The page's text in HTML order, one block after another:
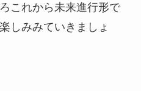
これから未来進行形で
しみみていきましょ